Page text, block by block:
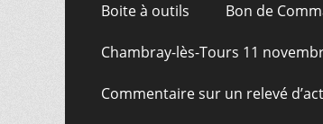
Boite à outils Bon de
Chambray-lès-Tours 11
Commentaire sur un relevé